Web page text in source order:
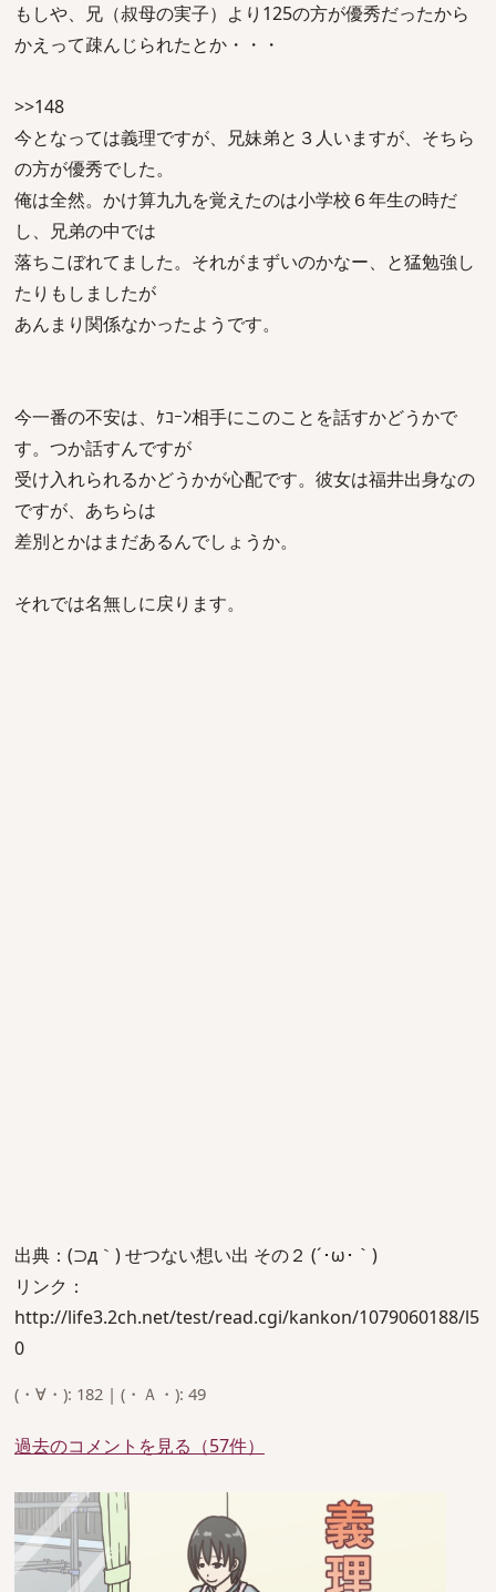
もしや、兄（叔母の実子）より125の方が優秀だったから
かえって疎んじられたとか・・・
>>148
今となっては義理ですが、兄妹弟と３人いますが、そちら
の方が優秀でした。
俺は全然。かけ算九九を覚えたのは小学校６年生の時だ
し、兄弟の中では
落ちこぼれてました。それがまずいのかなー、と猛勉強し
たりもしましたが
あんまり関係なかったようです。
今一番の不安は、ｹｺｰﾝ相手にこのことを話すかどうかで
す。つか話すんですが
受け入れられるかどうかが心配です。彼女は福井出身なの
ですが、あちらは
差別とかはまだあるんでしょうか。
それでは名無しに戻ります。
出典：(⊃д｀) せつない想い出 その２ (´･ω･｀)
リンク：
http://life3.2ch.net/test/read.cgi/kankon/1079060188/l5
0
(・∀・): 182 | (・Ａ・): 49
過去のコメントを見る（57件）